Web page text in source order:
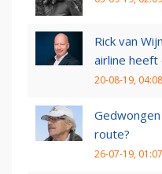
Rick van
airline
20-08-19, 04:08
route?
26-07-19, 01:07